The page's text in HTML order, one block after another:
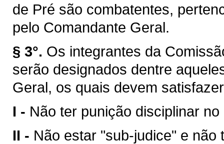
de Pré são combatentes,
pelo Comandante Geral.
§ 3°. Os integrantes da
serão designados dentre
Geral, os quais devem
I - Não ter punição disciplinar no
II - Não estar "sub-judice" e